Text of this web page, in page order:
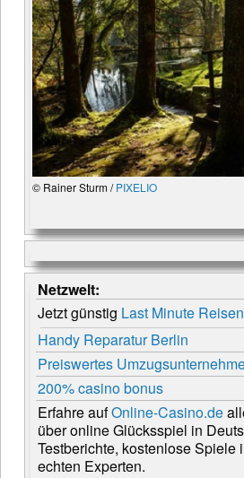
© Rainer Sturm /PIXELIO
Netzwelt:
Jetzt günstig Last Minute Reisen
Handy Reparatur Berlin
Preiswertes
200% casino bonus
Erfahre aufOnline-Casino.de
über online Glücksspiel in
Testberichte, kostenlose Spiele
echten Experten.